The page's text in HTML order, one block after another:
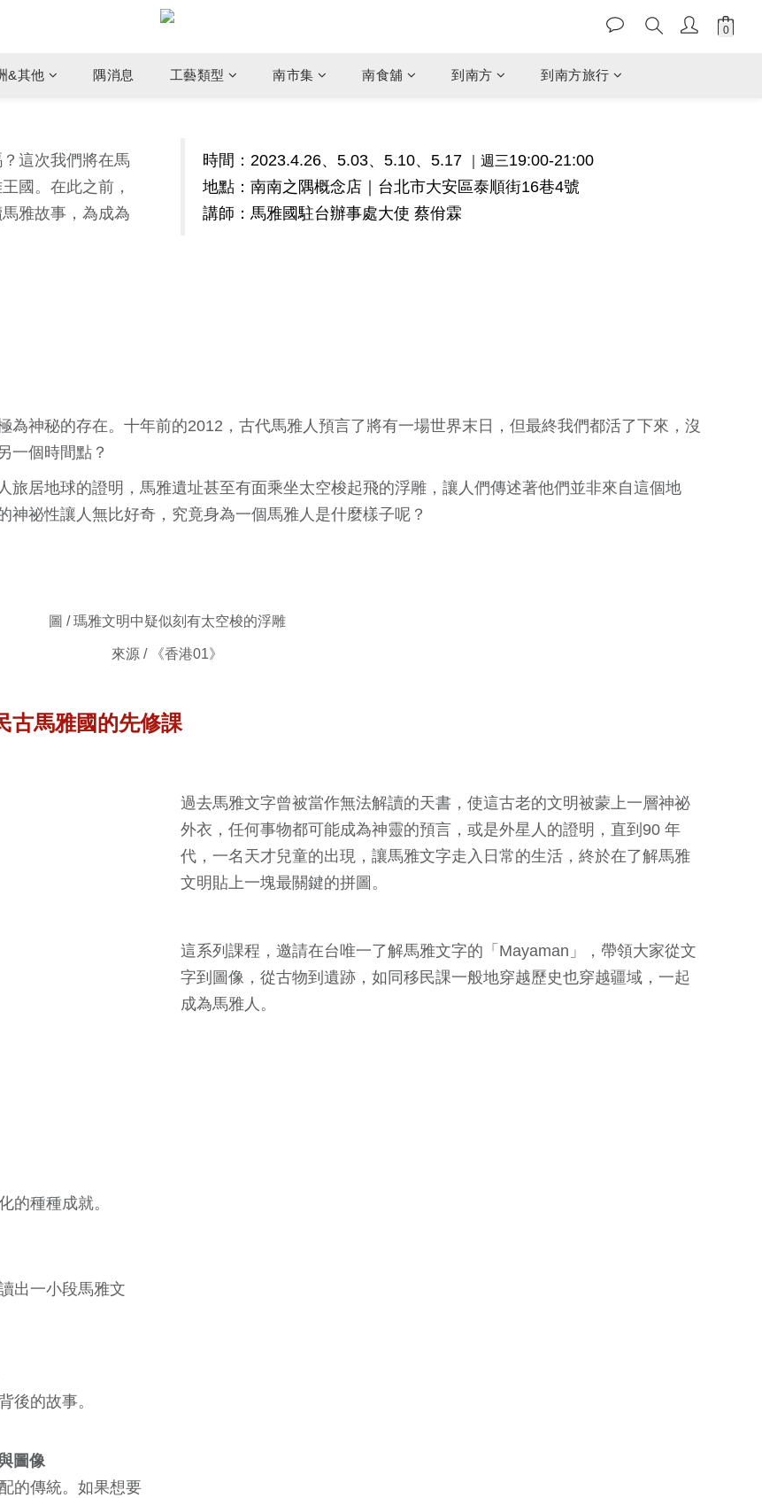
&其他 隅消息 工藝類型 南市集 南食舖 到南方 到南方旅行
這次我們將在馬
國。在此之前，
雅故事，為成為
時間： 2023.4.26、5.03、5.10、5.17 ｜週三19:00-21:00
地點：南南之隅概念店｜台北市大安區泰順街16巷4號
講師： 馬雅國駐台辦事處大使 蔡佾霖
神秘的存在。十年前的2012，古代馬雅人預言了將有一場世界末日，但最終我們都活了下來，沒
一個時間點？
旅居地球的證明，馬雅遺址甚至有面乘坐太空梭起飛的浮雕，讓人們傳述著他們並非來自這個地
祕性讓人無比好奇，究竟身為一個馬雅人是什麼樣子呢？
圖 / 瑪雅文明中疑似刻有太空梭的浮雕
來源 / 《香港01》
古馬雅國的先修課
過去馬雅文字曾被當作無法解讀的天書，使這古老的文明被蒙上一層神祕
外衣，任何事物都可能成為神靈的預言，或是外星人的證明，直到90 年
代，一名天才兒童的出現，讓馬雅文字走入日常的生活，終於在了解馬雅
文明貼上一塊最關鍵的拼圖。
這系列課程，邀請在台唯一了解馬雅文字的「Mayaman」，帶領大家從文
字到圖像，從古物到遺跡，如同移民課一般地穿越歷史也穿越疆域，一起
成為馬雅人。
的種種成就。
出一小段馬雅文
後的故事。
圖像
的傳統。 如果想要